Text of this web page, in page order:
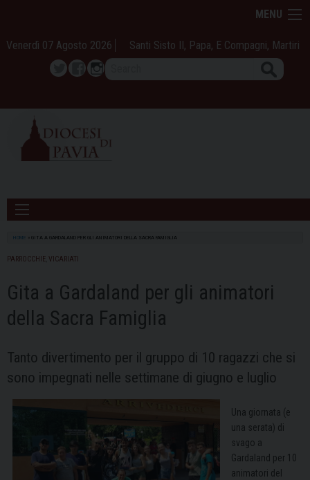
content
MENU
Venerdì 07 Agosto 2026 Santi Sisto II, Papa, E Compagni, Martiri
TwitterFacebook
Instagram
HOME GITA A GARDALAND PER GLI ANIMATORI DELLA SACRA FAMIGLIA
PARROCCHIE VICARIATI
Gita a Gardaland per gli animatori
della Sacra Famiglia
Tanto divertimento per il gruppo di 10 ragazzi che si
sono impegnati nelle settimane di giugno e luglio
Una giornata (e
una serata) di
svago a
Gardaland per 10
animatori del